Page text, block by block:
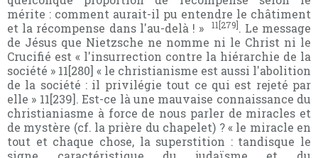
mérite : comment aurait-il pu entendre le châtiment
et la récompense dans l'au-delà ! »
11[279]. Le message
de Jésus que Nietzsche ne nomme ni le Christ ni le
Crucifié est « l'insurrection contre la hiérarchie de la
société » 11[280] « le christianisme est aussi l'abolition
de la société : il privilégie tout ce qui est rejeté par
elle » 11[239]. Est-ce là une mauvaise connaissance du
christianiasme à force de nous parler de miracles et
de mystère (cf. la prière du chapelet) ? « le miracle en
tout et chaque chose, la superstition : tandisque le